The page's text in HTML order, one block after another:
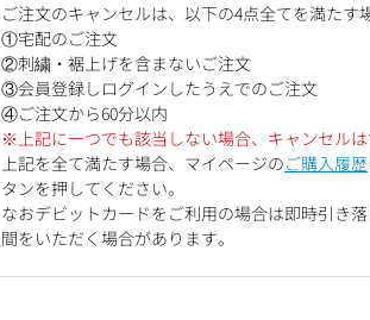
ご注文のキャンセルは、以下の4点全てを満たす
①宅配のご注文
②刺繍・裾上げを含まないご注文
③会員登録しログインしたうえでのご注文
④ご注文から60分以内
※上記に一つでも該当しない場合、キャンセルは
上記を全て満たす場合、マイページのご購入履歴
タンを押してください。
なおデビットカードをご利用の場合は即時引き
間をいただく場合があります。